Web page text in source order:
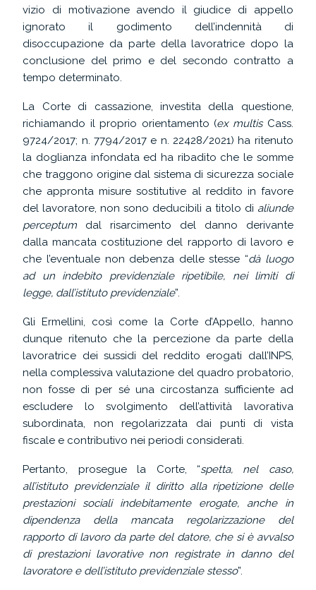
vizio di motivazione avendo il giudice di appello
ignorato il godimento dell’indennità di
disoccupazione da parte della lavoratrice dopo la
conclusione del primo e del secondo contratto a
tempo determinato.
La Corte di cassazione, investita della questione,
richiamando il proprio orientamento (ex multis Cass.
9724/2017; n. 7794/2017 e n. 22428/2021) ha ritenuto
la doglianza infondata ed ha ribadito che le somme
che traggono origine dal sistema di sicurezza sociale
che appronta misure sostitutive al reddito in favore
del lavoratore, non sono deducibili a titolo di aliunde
perceptum dal risarcimento del danno derivante
dalla mancata costituzione del rapporto di lavoro e
che l’eventuale non debenza delle stesse “dà luogo
ad un indebito previdenziale ripetibile, nei limiti di
legge, dall’istituto previdenziale”.
Gli Ermellini, così come la Corte d’Appello, hanno
dunque ritenuto che la percezione da parte della
lavoratrice dei sussidi del reddito erogati dall’INPS,
nella complessiva valutazione del quadro probatorio,
non fosse di per sé una circostanza sufficiente ad
escludere lo svolgimento dell’attività lavorativa
subordinata, non regolarizzata dai punti di vista
fiscale e contributivo nei periodi considerati.
Pertanto, prosegue la Corte, “spetta, nel caso,
all’istituto previdenziale il diritto alla ripetizione delle
prestazioni sociali indebitamente erogate, anche in
dipendenza della mancata regolarizzazione del
rapporto di lavoro da parte del datore, che si è avvalso
di prestazioni lavorative non registrate in danno del
lavoratore e dell’istituto previdenziale stesso”.